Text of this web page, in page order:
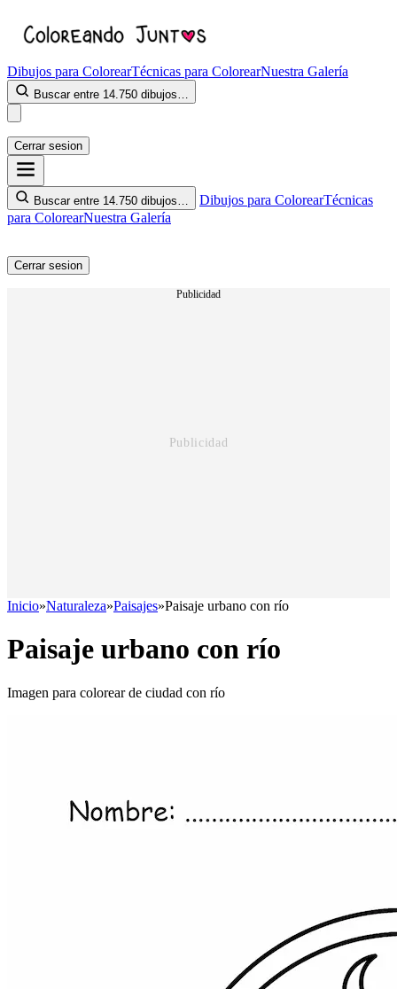
Dibujos para ColorearTécnicas para ColorearNuestra Galería
Buscar entre 14.750 dibujos…
Cerrar sesion
Buscar entre 14.750 dibujos… Dibujos para ColorearTécnicas
para ColorearNuestra Galería
Cerrar sesion
Publicidad
Inicio»Naturaleza»Paisajes»Paisaje urbano con río
Paisaje urbano con río
Imagen para colorear de ciudad con río